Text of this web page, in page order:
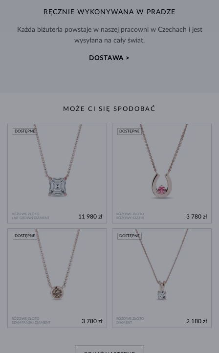
RĘCZNIE WYKONYWANA W PRADZE
Każda biżuteria powstaje w naszej pracowni w Czechach i jest
wysyłana na cały świat.
DOSTAWA >
MOŻE CI SIĘ SPODOBAĆ
RÓŻOWE ZŁOTO
LAB GROWN DIAMENT
DOSTĘPNE
11 980 zł
RÓŻOWE ZŁOTO
RÓŻOWY SZAFIR
DOSTĘPNE
3 780 zł
RÓŻOWE ZŁOTO
SZAMPAŃSKI DIAMENT
DOSTĘPNE
3 780 zł
RÓŻOWE ZŁOTO
DIAMENT
DOSTĘPNE
2 180 zł